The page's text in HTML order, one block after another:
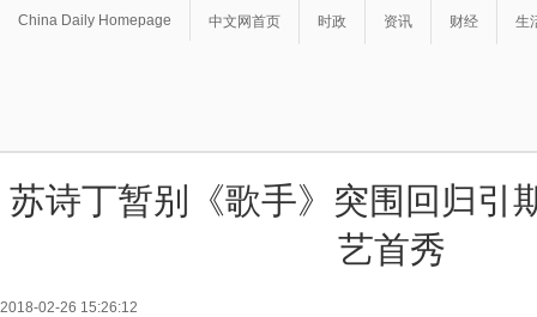
China Daily Homepage 中文网首页 时政 资讯 财经 生
苏诗丁暂别《歌手》突围回归引
艺首秀
2018-02-26 15:26:12